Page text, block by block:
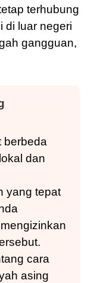
terhubung
di luar negeri
gangguan,
berbeda
dan
yang tepat
cara
asing